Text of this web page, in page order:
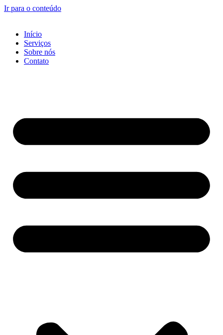
Ir para o conteúdo
Início
Serviços
Sobre nós
Contato